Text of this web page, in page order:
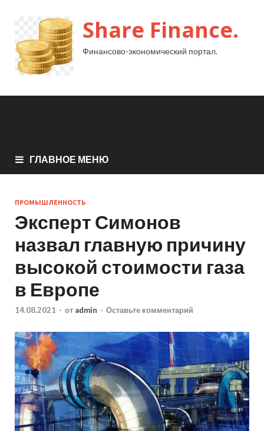
Share Finance.
Финансово-экономический портал.
ГЛАВНОЕ МЕНЮ
ПРОМЫШЛЕННОСТЬ
Эксперт Симонов
назвал главную причину
высокой стоимости газа
в Европе
14.08.2021 - от admin - Оставьте комментарий